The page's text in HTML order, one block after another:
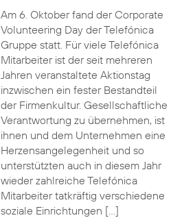
Am 6. Oktober fand der Corporate
Volunteering Day der Telefónica
Gruppe statt. Für viele Telefónica
Mitarbeiter ist der seit mehreren
Jahren veranstaltete Aktionstag
inzwischen ein fester Bestandteil
der Firmenkultur. Gesellschaftliche
Verantwortung zu übernehmen, ist
ihnen und dem Unternehmen eine
Herzensangelegenheit und so
unterstützten auch in diesem Jahr
wieder zahlreiche Telefónica
Mitarbeiter tatkräftig verschiedene
soziale Einrichtungen […]